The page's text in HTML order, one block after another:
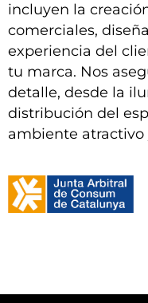
incluyen la
comerciales,
experiencia del
tu marca. Nos
detalle, desde la
distribución del
ambiente atractivo